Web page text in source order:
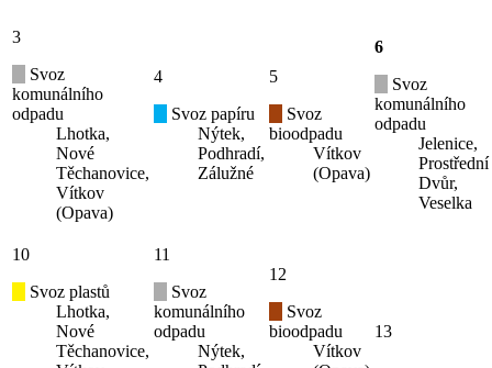
3
Svoz
komunálního
odpadu
Lhotka,
Nové
Těchanovice,
Vítkov
(Opava)
4
Svoz papíru
Nýtek,
Podhradí,
Zálužné
5
Svoz
bioodpadu
Vítkov
(Opava)
6
Svoz
komunálního
odpadu
Jelenice,
Prostřední
Dvůr,
Veselka
10
Svoz plastů
Lhotka,
Nové
Těchanovice,
11
Svoz
komunálního
odpadu
Nýtek,
12
Svoz
bioodpadu
Vítkov
13